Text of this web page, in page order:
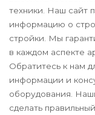
техники. Наш сайт
информацию о
стройки. Мы
в каждом аспекте
Обратитесь к нам
информации и
оборудования.
сделать